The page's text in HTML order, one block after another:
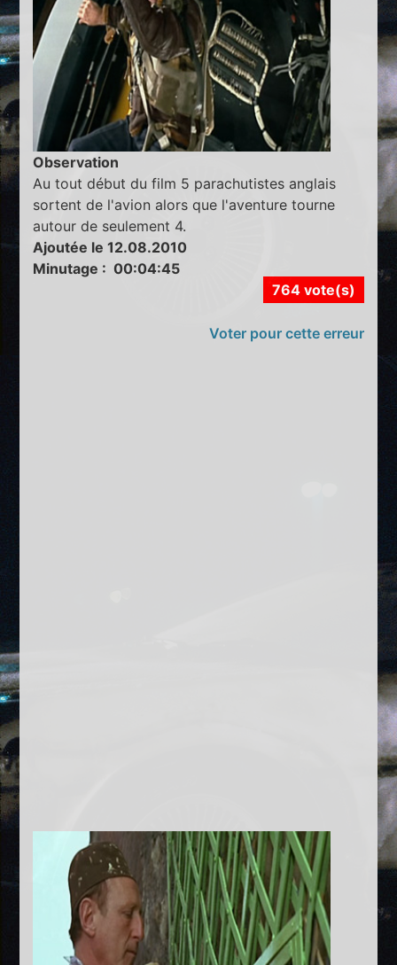
Observation
Au tout début du film 5 parachutistes anglais
sortent de l'avion alors que l'aventure tourne
autour de seulement 4.
Ajoutée le 12.08.2010
Minutage : 00:04:45
764 vote(s)
Voter pour cette erreur